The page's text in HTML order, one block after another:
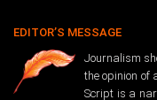
EDITOR’S MESSAGE
Journalism
the opinion of
Script is a